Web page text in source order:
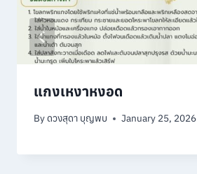
แกงเหงาหงอด
Byดวงสุดา บุญพบ January 25, 2026